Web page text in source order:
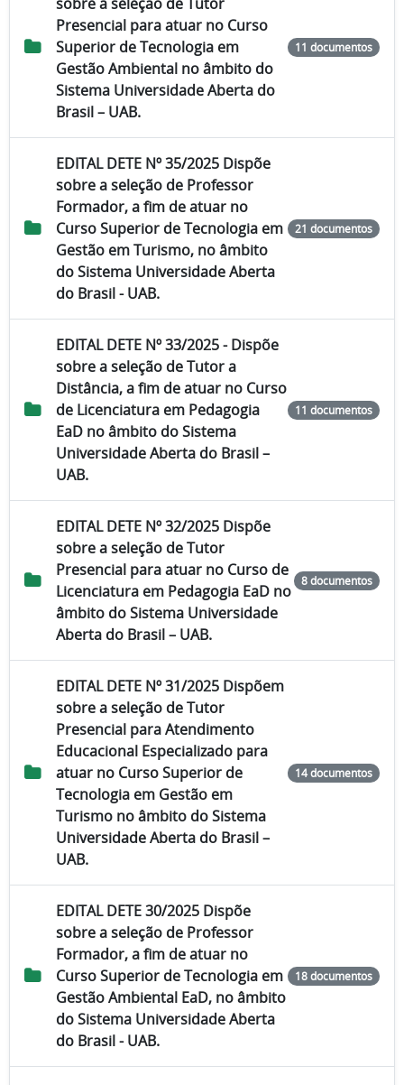
sobre a seleção de Tutor
Presencial para atuar no Curso
Superior de Tecnologia em
Gestão Ambiental no âmbito do
Sistema Universidade Aberta do
Brasil – UAB.
11 documentos
EDITAL DETE Nº 35/2025 Dispõe
sobre a seleção de Professor
Formador, a fim de atuar no
Curso Superior de Tecnologia em
Gestão em Turismo, no âmbito
do Sistema Universidade Aberta
do Brasil - UAB.
21 documentos
EDITAL DETE Nº 33/2025 - Dispõe
sobre a seleção de Tutor a
Distância, a fim de atuar no Curso
de Licenciatura em Pedagogia
EaD no âmbito do Sistema
Universidade Aberta do Brasil –
UAB.
11 documentos
EDITAL DETE Nº 32/2025 Dispõe
sobre a seleção de Tutor
Presencial para atuar no Curso de
Licenciatura em Pedagogia EaD no
âmbito do Sistema Universidade
Aberta do Brasil – UAB.
8 documentos
EDITAL DETE Nº 31/2025 Dispõem
sobre a seleção de Tutor
Presencial para Atendimento
Educacional Especializado para
atuar no Curso Superior de
Tecnologia em Gestão em
Turismo no âmbito do Sistema
Universidade Aberta do Brasil –
UAB.
14 documentos
EDITAL DETE 30/2025 Dispõe
sobre a seleção de Professor
Formador, a fim de atuar no
Curso Superior de Tecnologia em
Gestão Ambiental EaD, no âmbito
do Sistema Universidade Aberta
do Brasil - UAB.
18 documentos